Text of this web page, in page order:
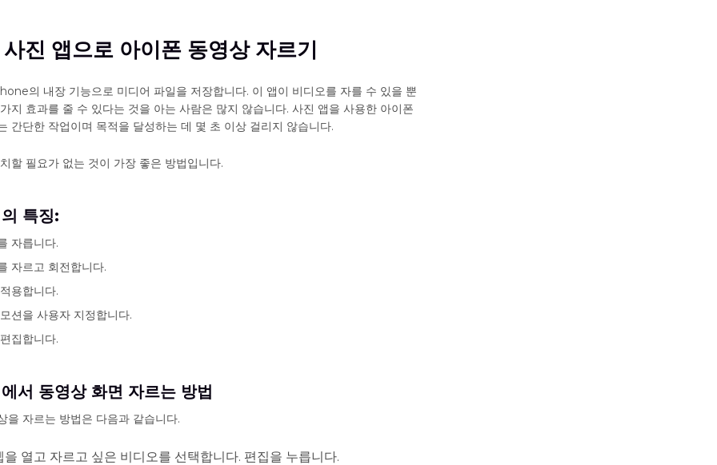
사진 앱으로 아이폰 동영상 자르기
의 내장 기능으로 미디어 파일을 저장합니다. 이 앱이 비디오를 자를 수 있을 뿐
지 효과를 줄 수 있다는 것을 아는 사람은 많지 않습니다. 사진 앱을 사용한 아이폰
간단한 작업이며 목적을 달성하는 데 몇 초 이상 걸리지 않습니다.
할 필요가 없는 것이 가장 좋은 방법입니다.
특징:
자릅니다.
자르고 회전합니다.
용합니다.
션을 사용자 지정합니다.
집합니다.
서 동영상 화면 자르는 방법
을 자르는 방법은 다음과 같습니다.
을 열고 자르고 싶은 비디오를 선택합니다. 편집을 누릅니다.